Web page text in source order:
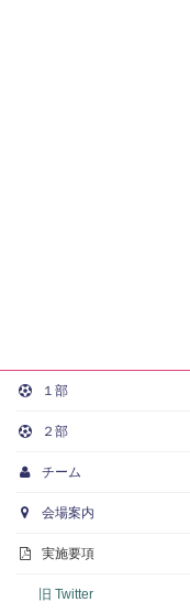
１部
２部
チーム
会場案内
実施要項
旧 Twitter